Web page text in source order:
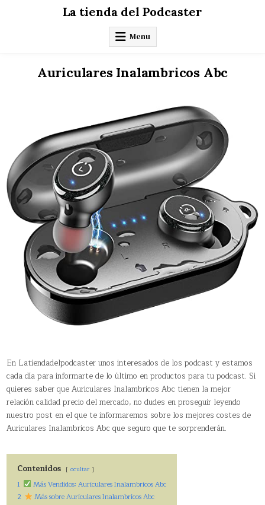
La tienda del Podcaster
Menu
Auriculares Inalambricos Abc
En Latiendadelpodcaster unos interesados de los podcast y estamos
cada día para informarte de lo último en productos para tu podcast. Si
quieres saber que Auriculares Inalambricos Abc tienen la mejor
relación calidad precio del mercado, no dudes en proseguir leyendo
nuestro post en el que te informaremos sobre los mejores costes de
Auriculares Inalambricos Abc que seguro que te sorprenderán.
Contenidos ocultar
1
Más Vendidos: Auriculares Inalambricos Abc
2
Más sobre Auriculares Inalambricos Abc